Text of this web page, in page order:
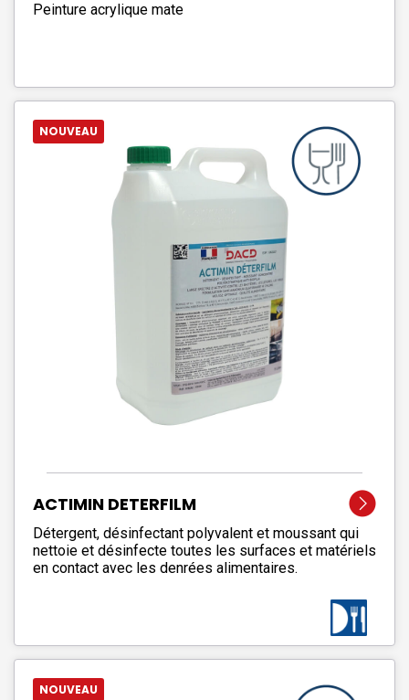
Peinture acrylique mate
NOUVEAU
ACTIMIN DETERFILM
Détergent, désinfectant polyvalent et moussant qui
nettoie et désinfecte toutes les surfaces et matériels
en contact avec les denrées alimentaires.
NOUVEAU